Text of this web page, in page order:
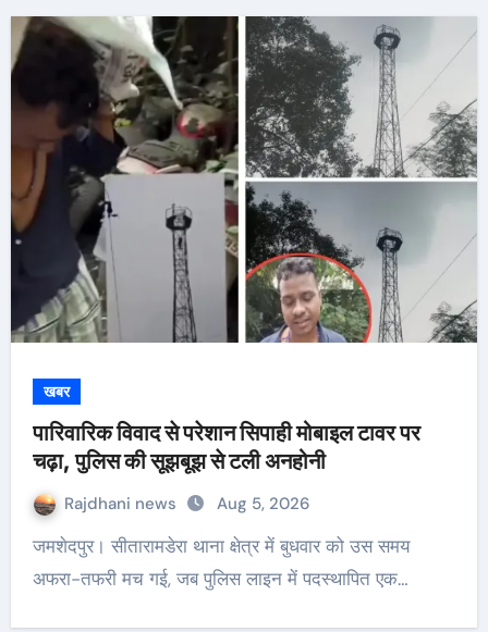
खबर
पारिवारिक विवाद से परेशान सिपाही मोबाइल टावर पर
चढ़ा, पुलिस की सूझबूझ से टली अनहोनी
Rajdhani news Aug 5, 2026
जमशेदपुर। सीतारामडेरा थाना क्षेत्र में बुधवार को उस समय
अफरा-तफरी मच गई, जब पुलिस लाइन में पदस्थापित एक…